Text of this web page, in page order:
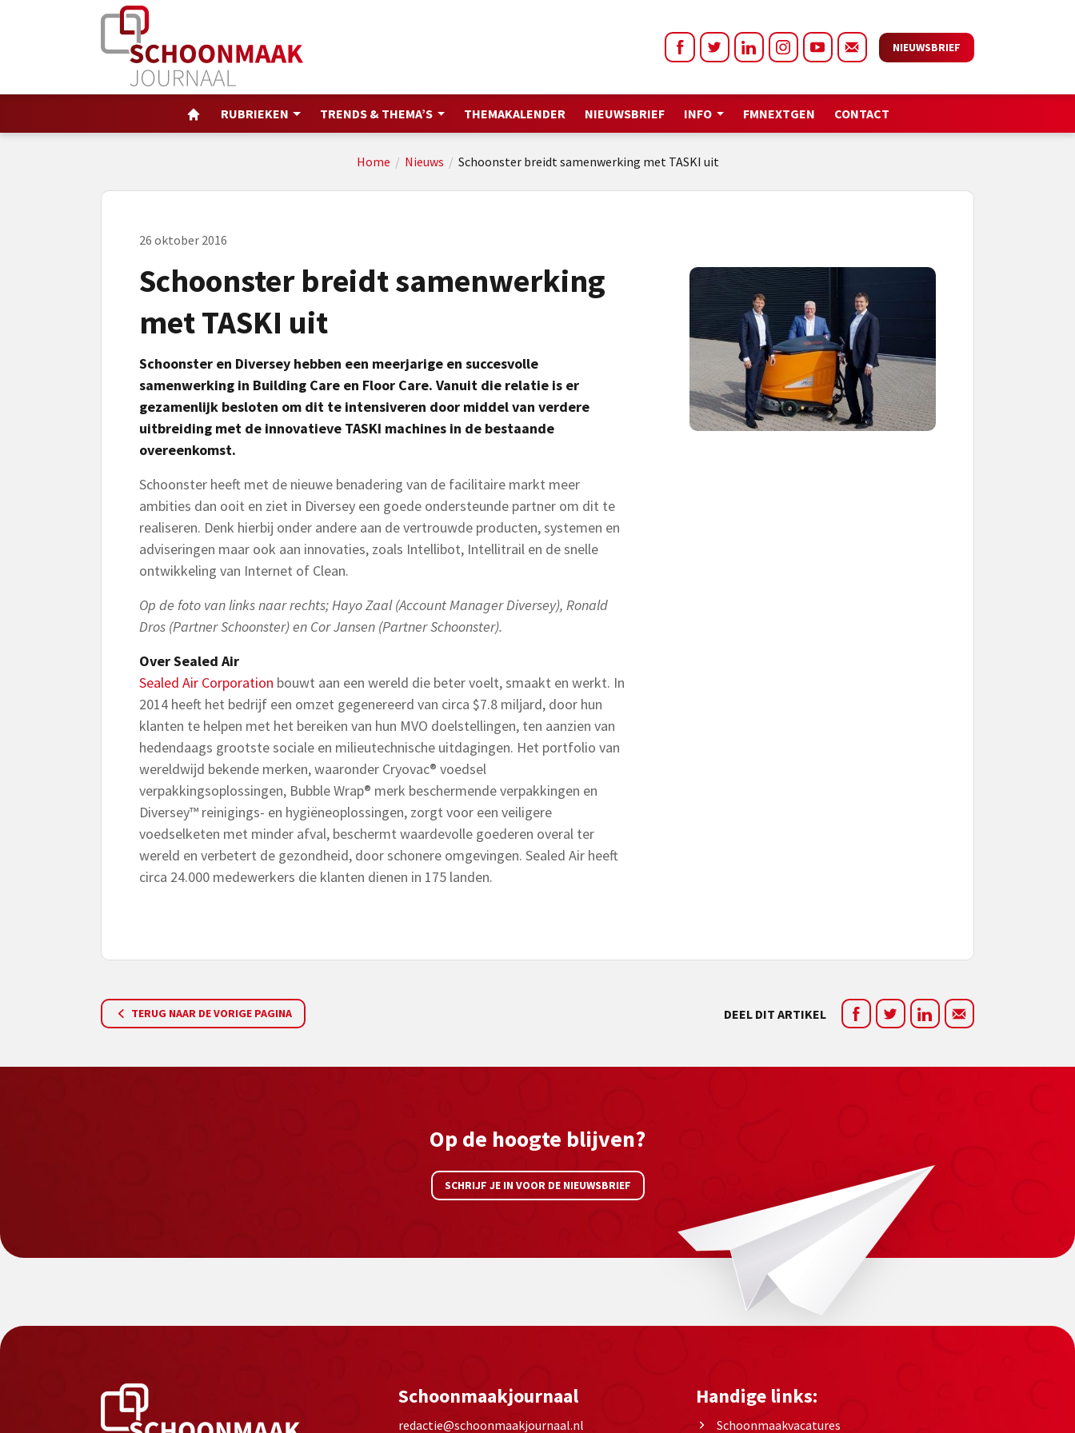
NIEUWSBRIEF
RUBRIEKEN TRENDS & THEMA’S THEMAKALENDER NIEUWSBRIEF INFO FMNEXTGEN CONTACT
Home / Nieuws / Schoonster breidt samenwerking met TASKI uit
26 oktober 2016
Schoonster breidt samenwerking
met TASKI uit
Schoonster en Diversey hebben een meerjarige en succesvolle
samenwerking in Building Care en Floor Care. Vanuit die relatie is er
gezamenlijk besloten om dit te intensiveren door middel van verdere
uitbreiding met de innovatieve TASKI machines in de bestaande
overeenkomst.
Schoonster heeft met de nieuwe benadering van de facilitaire markt meer
ambities dan ooit en ziet in Diversey een goede ondersteunde partner om dit te
realiseren. Denk hierbij onder andere aan de vertrouwde producten, systemen en
adviseringen maar ook aan innovaties, zoals Intellibot, Intellitrail en de snelle
ontwikkeling van Internet of Clean.
Op de foto van links naar rechts; Hayo Zaal (Account Manager Diversey), Ronald
Dros (Partner Schoonster) en Cor Jansen (Partner Schoonster).
Over Sealed Air
Sealed Air Corporation bouwt aan een wereld die beter voelt, smaakt en werkt. In
2014 heeft het bedrijf een omzet gegenereerd van circa $7.8 miljard, door hun
klanten te helpen met het bereiken van hun MVO doelstellingen, ten aanzien van
hedendaags grootste sociale en milieutechnische uitdagingen. Het portfolio van
wereldwijd bekende merken, waaronder Cryovac® voedsel
verpakkingsoplossingen, Bubble Wrap® merk beschermende verpakkingen en
Diversey™ reinigings- en hygiëneoplossingen, zorgt voor een veiligere
voedselketen met minder afval, beschermt waardevolle goederen overal ter
wereld en verbetert de gezondheid, door schonere omgevingen. Sealed Air heeft
circa 24.000 medewerkers die klanten dienen in 175 landen.
TERUG NAAR DE VORIGE PAGINA DEEL DIT ARTIKEL
Op de hoogte blijven?
SCHRIJF JE IN VOOR DE NIEUWSBRIEF
Schoonmaakjournaal
redactie@schoonmaakjournaal.nl
Handige links:
Schoonmaakvacatures